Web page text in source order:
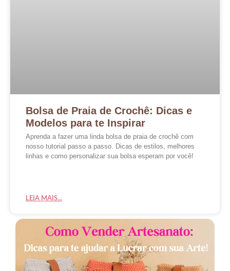
Bolsa de Praia de Crochê: Dicas e
Modelos para te Inspirar
Aprenda a fazer uma linda bolsa de praia de crochê com
nosso tutorial passo a passo. Dicas de estilos, melhores
linhas e como personalizar sua bolsa esperam por você!
LEIA MAIS...